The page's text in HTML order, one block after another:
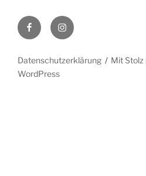
FacebookInstagram
Datenschutzerklärung
Mit
WordPress